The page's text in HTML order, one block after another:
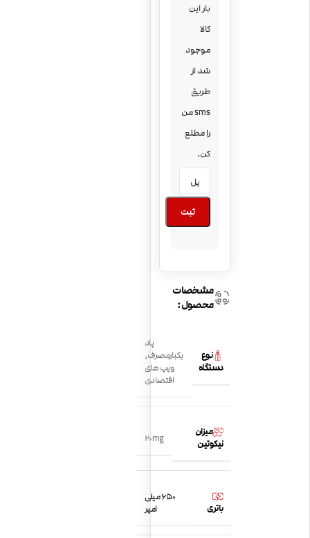
بار این
کالا
موجود
شد از
طریق
sms من
را مطلع
کن.
ثبت
مشخصات
محصول:
نوع
دستگاه
پاد
یکبارمصرف,
ویپ های
اقتصادی
میزان
نیکوتین
20mg
باتری
650 میلی
امپر